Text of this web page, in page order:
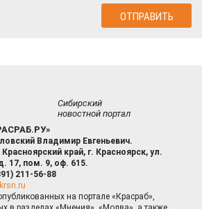
Сибирский
новостной портал
Владимир Евгеньевич.
Красноярский край, г. Красноярск, ул.
17, пом. 9, оф. 615.
211-56-88
на портале «Красраб»,